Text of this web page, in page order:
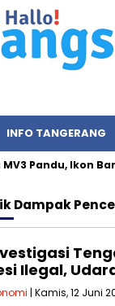
INFO TANGERANG
Pandu, Ikon
Dampak
Ilegal,
| Kamis, 12 Juni